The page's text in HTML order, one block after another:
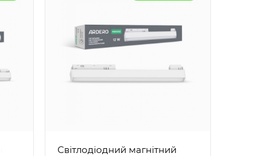
Світлодіодний магнітний